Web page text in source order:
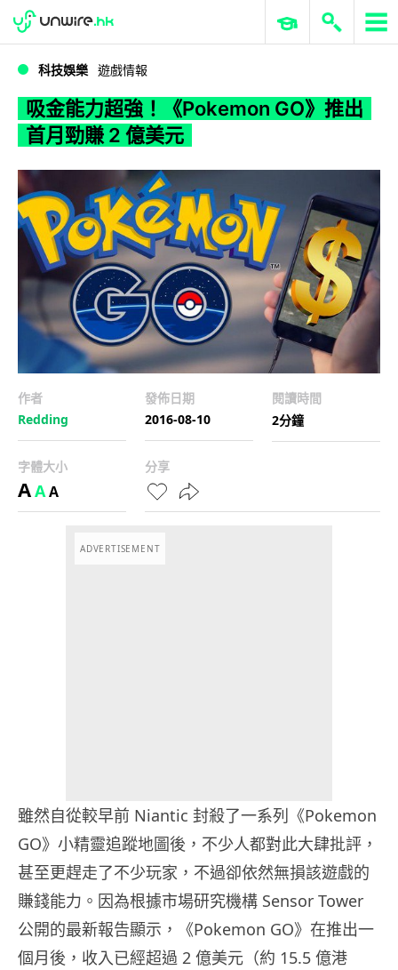
WWDC 2026 ERP 與商業 AI
科技娛樂 遊戲情報
吸金能力超強！《Pokemon GO》推出
首月勁賺 2 億美元
作者
Redding
發佈日期
2016-08-10
閱讀時間
2分鐘
字體大小
AAA
分享
ADVERTISEMENT
雖然自從較早前 Niantic 封殺了一系列《Pokemon
GO》小精靈追蹤地圖後，不少人都對此大肆批評，
甚至更趕走了不少玩家，不過卻依然無損該遊戲的
賺錢能力。因為根據市場研究機構 Sensor Tower
公開的最新報告顯示，《Pokemon GO》在推出一
個月後，收入已經超過 2 億美元（約 15.5 億港